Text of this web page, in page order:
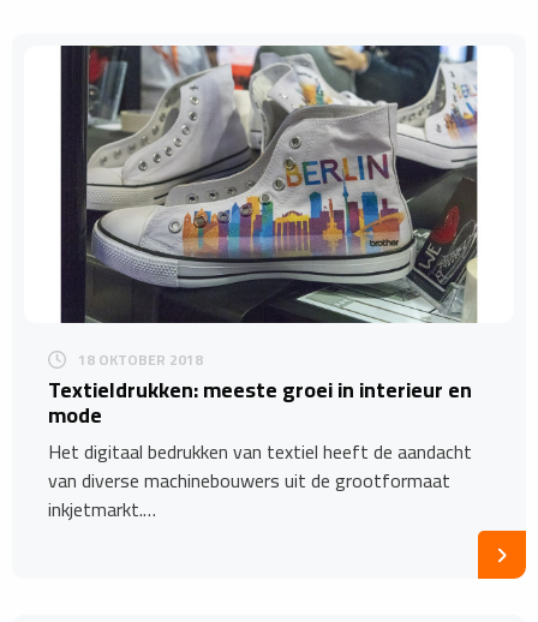
18 OKTOBER 2018
Textieldrukken: meeste groei in interieur en
mode
Het digitaal bedrukken van textiel heeft de aandacht
van diverse machinebouwers uit de grootformaat
inkjetmarkt.…